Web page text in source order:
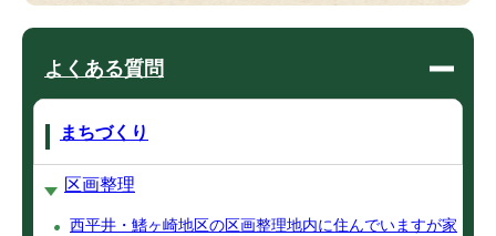
よくある質問
まちづくり
区画整理
西平井・鰭ヶ崎地区の区画整理地内に住んでいますが家